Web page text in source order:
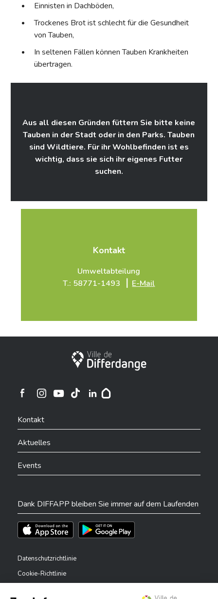
Einnisten in Dachböden,
Trockenes Brot ist schlecht für die Gesundheit
von Tauben,
In seltenen Fällen können Tauben Krankheiten
übertragen.
Aus all diesen Gründen füttern Sie bitte keine
Tauben in der Stadt oder in den Parks. Tauben
sind Wildtiere. Für ihr Wohlbefinden ist es
wichtig, dass sie sich ihr eigenes Futter
suchen.
Kontakt
Umweltabteilung
T.: 58771-1493 ⎥ E-Mail
Stadt Differdingen
Ville de Differdange sur Instagram
Kontakt
Aktuelles
Events
Dank DIFFAPP bleiben Sie immer auf dem Laufenden
Téléchargez l'app sur l'App StoreTéléchargez l'app sur Play Store
Datenschutzrichtlinie
Cookie-Richtlinie